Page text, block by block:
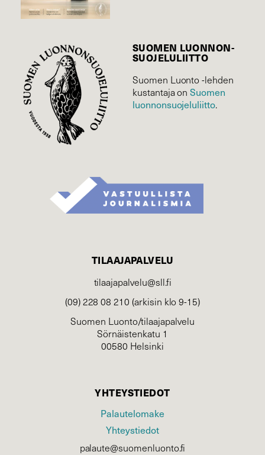
SUOMEN LUONNON­
SUOJELU­LIITTO
Suomen Luonto -lehden
kustantaja onSuomen
luonnonsuojelu­liitto.
TILAAJAPALVELU
tilaajapalvelu@sll.fi
(09) 228 08 210 (arkisin klo 9-15)
Suomen Luonto/tilaajapalvelu
Sörnäistenkatu 1
00580 Helsinki
YHTEYSTIEDOT
Palautelomake
Yhteystiedot
palaute@suomenluonto.fi